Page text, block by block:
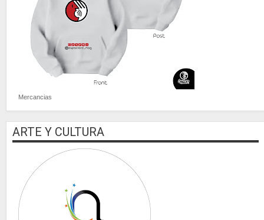
Mercancias
ARTE Y CULTURA